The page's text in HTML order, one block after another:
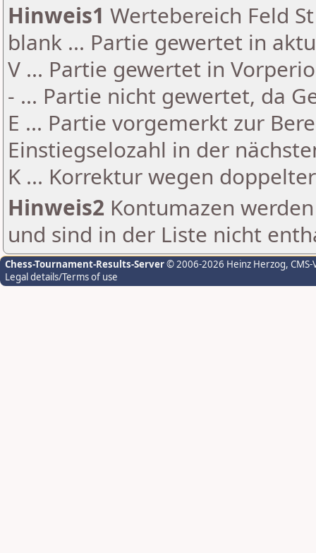
Hinweis1 Wertebereich Feld
blank ... Partie gewertet in
V ... Partie gewertet in
- ... Partie nicht gewertet, da
E ... Partie vorgemerkt zur
Einstiegselozahl in der
K ... Korrektur wegen
Hinweis2 Kontumazen
und sind in der Liste nicht
Chess-Tournament-Results-Server© 2006-2026 Heinz Herzog,
Legal details/Terms of use